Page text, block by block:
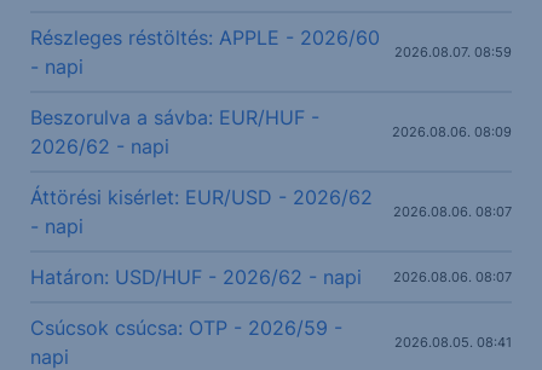
Részleges réstöltés: APPLE - 2026/60
- napi
2026.08.07. 08:59
Beszorulva a sávba: EUR/HUF -
2026/62 - napi
2026.08.06. 08:09
Áttörési kisérlet: EUR/USD - 2026/62
- napi
2026.08.06. 08:07
Határon: USD/HUF - 2026/62 - napi 2026.08.06. 08:07
Csúcsok csúcsa: OTP - 2026/59 -
napi
2026.08.05. 08:41